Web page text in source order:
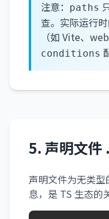
注意： paths
查。实际运行
（如 Vite、
conditions
5. 声明文件
声明文件为无类
息，是 TS 生态的